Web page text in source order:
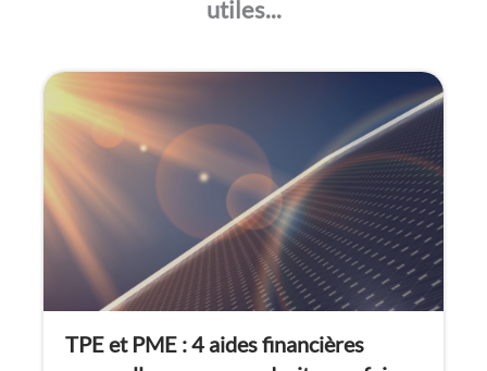
utiles...
TPE et PME : 4 aides financières